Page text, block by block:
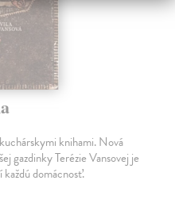
knihami. Nová
gazdinky Terézie Vansovej je
domácnosť.